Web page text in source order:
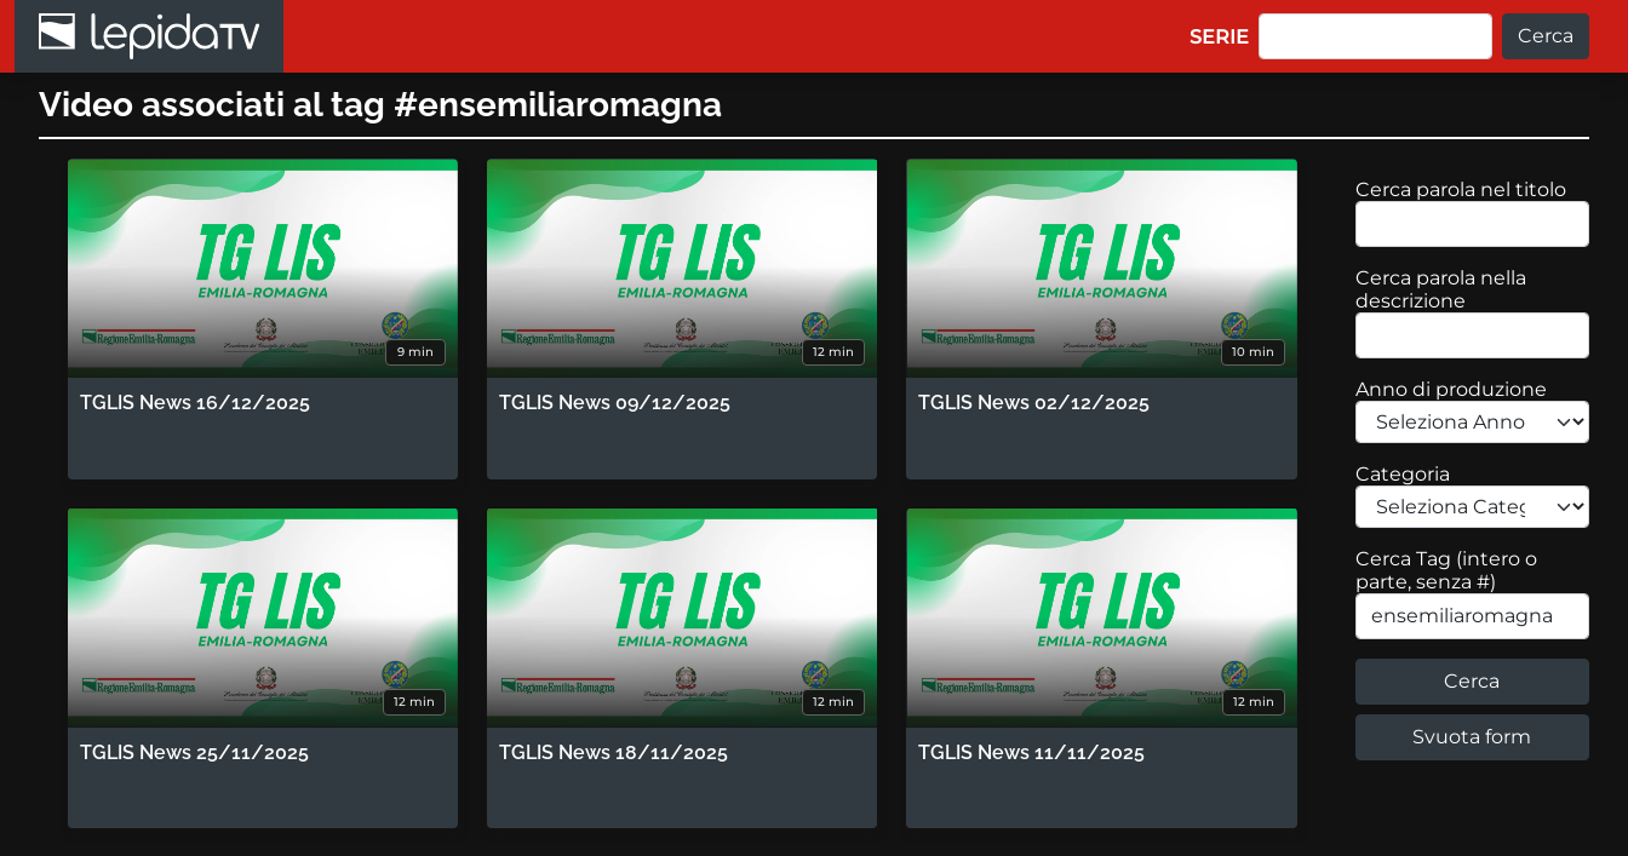
Salta al contenuto principale
Main navigation
SERIE
Video associati al tag #ensemiliaromagna
9 min
TGLIS News 16/12/2025
12 min
TGLIS News 09/12/2025
10 min
TGLIS News 02/12/2025
12 min
TGLIS News 25/11/2025
12 min
TGLIS News 18/11/2025
12 min
TGLIS News 11/11/2025
Cerca parola nel titolo
Cerca parola nella
descrizione
Anno di produzione
Categoria
Cerca Tag (intero o
parte, senza #)